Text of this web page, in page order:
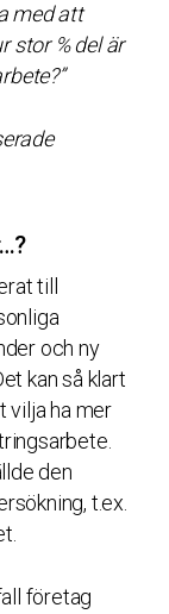
med att
stor % del är
till
och ny
kan så klart
vilja ha mer
den
t.ex.
företag